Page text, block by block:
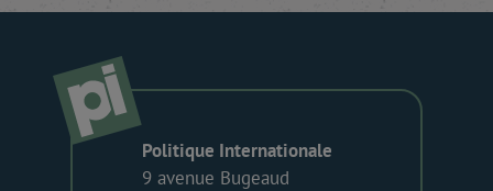
Politique Internationale
9 avenue Bugeaud